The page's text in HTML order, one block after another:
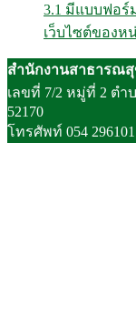
3.1 มีแบบฟอร์
เว็บไซต์ของห
สำนักงานสาธารณ
เลขที่ 7/2 หมู่ที่ 2 ตำ
52170
โทรศัพท์ 054